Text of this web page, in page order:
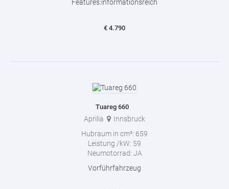
Features:informationsreich
€ 4.790
Tuareg 660
Aprilia
Innsbruck
Hubraum in cm³: 659
Leistung /kW: 59
Neumotorrad: JA
Vorführfahrzeug